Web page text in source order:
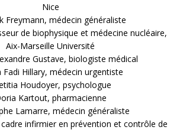
Nice
Freymann, médecin généraliste
de biophysique et médecine nucléaire,
Aix-Marseille Université
Gustave, biologiste médical
Fadi Hillary, médecin urgentiste
Houdoyer, psychologue
Kartout, pharmacienne
Lamarre, médecin généraliste
infirmier en prévention et contrôle de